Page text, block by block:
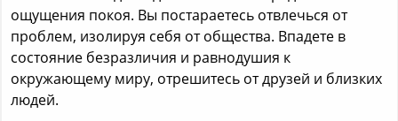
ощущения покоя. Вы постараетесь отвлечься от
проблем, изолируя себя от общества. Впадете в
состояние безразличия и равнодушия к
окружающему миру, отрешитесь от друзей и близких
людей.